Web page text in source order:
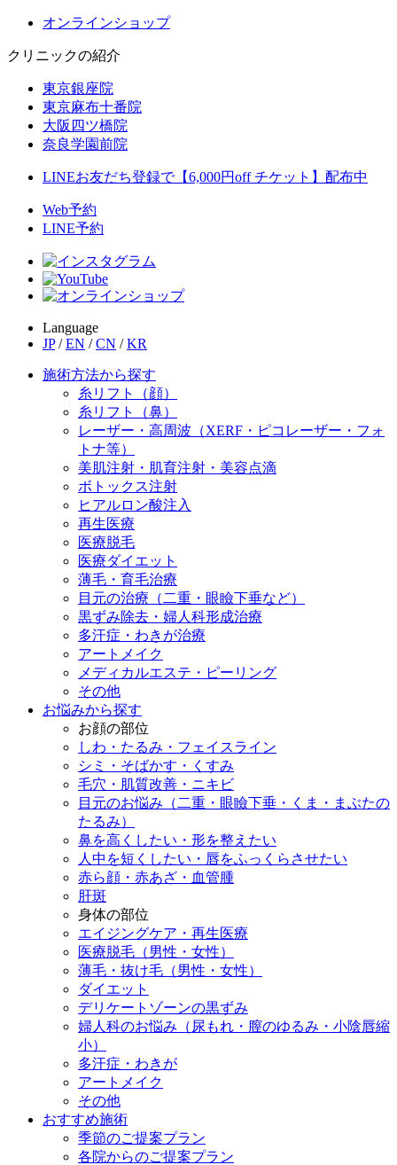
オンラインショップ
クリニックの紹介
東京銀座院
東京麻布十番院
大阪四ツ橋院
奈良学園前院
LINEお友だち登録で【6,000円off チケット】配布中
Web予約
LINE予約
Language
JP / EN / CN / KR
施術方法から探す
糸リフト（顔）
糸リフト（鼻）
レーザー・高周波（XERF・ピコレーザー・フォ
トナ等）
美肌注射・肌育注射・美容点滴
ボトックス注射
ヒアルロン酸注入
再生医療
医療脱毛
医療ダイエット
薄毛・育毛治療
目元の治療（二重・眼瞼下垂など）
黒ずみ除去・婦人科形成治療
多汗症・わきが治療
アートメイク
メディカルエステ・ピーリング
その他
お悩みから探す
お顔の部位
しわ・たるみ・フェイスライン
シミ・そばかす・くすみ
毛穴・肌質改善・ニキビ
目元のお悩み（二重・眼瞼下垂・くま・まぶたの
たるみ）
鼻を高くしたい・形を整えたい
人中を短くしたい・唇をふっくらさせたい
赤ら顔・赤あざ・血管腫
肝斑
身体の部位
エイジングケア・再生医療
医療脱毛（男性・女性）
薄毛・抜け毛（男性・女性）
ダイエット
デリケートゾーンの黒ずみ
婦人科のお悩み（尿もれ・膣のゆるみ・小陰唇縮
小）
多汗症・わきが
アートメイク
その他
おすすめ施術
季節のご提案プラン
各院からのご提案プラン